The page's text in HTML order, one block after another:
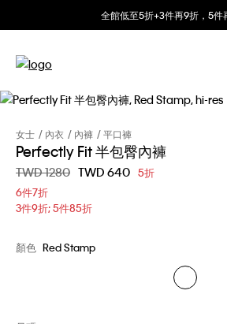
全館低至5折+3件再9折，5件
女士 內衣 內褲 平口褲
Perfectly Fit 半包臀內褲
價格扣減從
TWD 1280 至
TWD 640 5折
6件7折
3件9折; 5件85折
顏色 Red Stamp